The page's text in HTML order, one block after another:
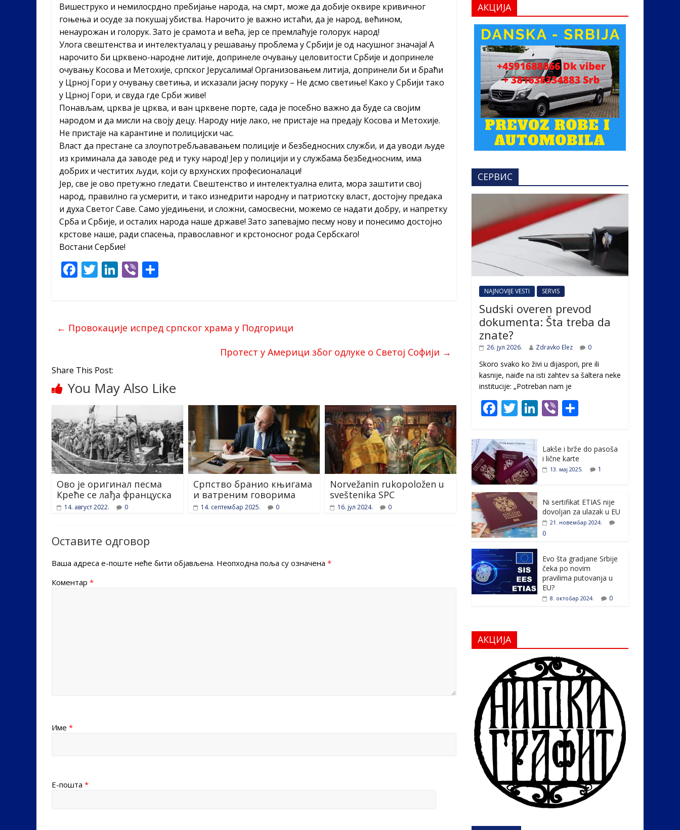
Вишеструко и немилосрдно пребијање народа, на смрт, може да добије оквире кривичног
гоњења и осуде за покушај убиства. Нарочито је важно истаћи, да је народ, већином,
ненаурожан и голорук. Зато је срамота и већа, јер се премлаћује голорук народ!
Улога свештенства и интелектуалац у решавању проблема у Србији је од насушног значаја! А
нарочито би црквено-народне литије, допринеле очувању целовитости Србије и допринеле
очувању Косова и Метохије, српског Јерусалима! Организовањем литија, допринели би и браћи
у Црној Гори у очувању светиња, и исказали јасну поруку – Не дсмо светиње! Како у Србији тако
у Црној Гори, и свуда где Срби живе!
Понављам, црква је црква, и ван црквене порте, сада је посебно важно да буде са својим
народом и да мисли на своју децу. Народу није лако, не пристаје на предају Косова и Метохије.
Не пристаје на карантине и полицијски час.
Власт да престане са злоупотребљававањем полиције и безбедносних служби, и да уводи људе
из криминала да заводе ред и туку народ! Јер у полицији и у службама безбедносним, има
добрих и честитих људи, који су врхунских професионалаци!
Јер, све је ово претужно гледати. Свештенство и интелектуална елита, мора заштити свој
народ, правилно га усмерити, и тако изнедрити народну и патриотску власт, достојну предака
и духа Светог Саве. Само уједињени, и сложни, самосвесни, можемо се надати добру, и напретку
Срба и Србије, и осталих народа наше државе! Зато запевајмо песму нову и понесимо достојно
крстове наше, ради спасења, православног и крстоносног рода Сербскаго!
Востани Сербие!
F
ac
o
k
T
w
Li
n
dI
Vi
b
← Провокације испред српског храма у Подгорици
Протест у Америци због одлуке о Светој Софији →
Share This Post:
You May Also Like
Ово је оригинал песма
Креће се лађа француска
14. август 2022. 0
Српство бранио књигама
и ватреним говорима
14. септембар 2025. 0
Norvežanin rukopoložen u
sveštenika SPC
16. јул 2024. 0
Оставите одговор
Ваша адреса е-поште неће бити објављена. Неопходна поља су означена *
Коментар *
Име *
Е-пошта *
АКЦИЈА
СЕРВИС
NAJNOVIJE VESTI SERVIS
Sudski overen prevod
dokumenta: Šta treba da
znate?
26. јул 2026. Zdravko Elez 0
Skoro svako ko živi u dijaspori, pre ili
kasnije, naiđe na isti zahtev sa šaltera neke
institucije: „Potreban nam je
F
e
b
o
o
k
T
itt
er
Li
e
dI
Vi
er ar
e
Lakše i brže do pasoša
i lične karte
13. мај 2025. 1
Ni sertifikat ETIAS nije
dovoljan za ulazak u EU
21. новембар 2024.
0
Evo šta gradjane Srbije
čeka po novim
pravilima putovanja u
EU?
8. октобар 2024. 0
АКЦИЈА